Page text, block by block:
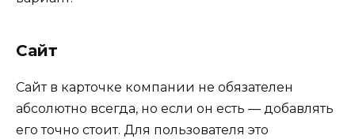
Сайт
Сайт в карточке компании не обязателен
абсолютно всегда, но если он есть — добавлять
его точно стоит. Для пользователя это